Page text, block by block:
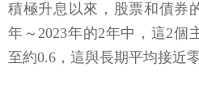
積極升息以來，股票和債券
年～2023年的2年中，這2個
至約0.6，這與長期平均接近